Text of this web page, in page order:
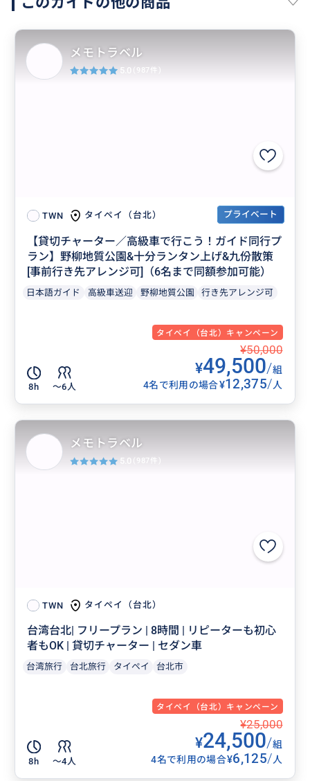
TWN タイペイ（台北） プライベート
【貸切チャーター／高級車で行こう！ガイド同行プ
ラン】野柳地質公園&十分ランタン上げ&九份散策
[事前行き先アレンジ可]（6名まで同額参加可能）
日本語ガイド 高級車送迎 野柳地質公園 行き先アレンジ可
タイペイ（台北）キャンペーン
8h 〜6人
¥50,000
¥49,500/組
4名で利用の場合¥12,375/人
メモトラベル
5.0 (987件)
TWN タイペイ（台北）
台湾台北| フリープラン | 8時間 | リピーターも初心
者もOK | 貸切チャーター | セダン車
台湾旅行 台北旅行 タイペイ 台北市
タイペイ（台北）キャンペーン
8h 〜4人
¥25,000
¥24,500/組
4名で利用の場合¥6,125/人
メモトラベル
5.0 (987件)